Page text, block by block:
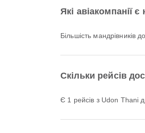
Які авіакомпанії
Більшість мандрівників
Скільки рейсів
Є 1 рейсів з Udon Thani